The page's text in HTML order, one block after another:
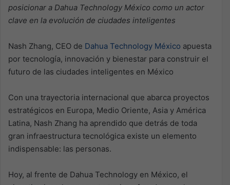
posicionar a Dahua Technology México como un actor
clave en la evolución de ciudades inteligentes
Nash Zhang, CEO de Dahua Technology México apuesta
por tecnología, innovación y bienestar para construir el
futuro de las ciudades inteligentes en México
Con una trayectoria internacional que abarca proyectos
estratégicos en Europa, Medio Oriente, Asia y América
Latina, Nash Zhang ha aprendido que detrás de toda
gran infraestructura tecnológica existe un elemento
indispensable: las personas.
Hoy, al frente de Dahua Technology en México, el